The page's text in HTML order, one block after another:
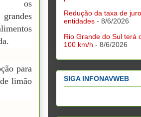
os
para
limão
Redução da taxa de
entidades - 8/6/2026
Rio Grande do Sul terá
100 km/h - 8/6/2026
SIGA INFONAVWEB